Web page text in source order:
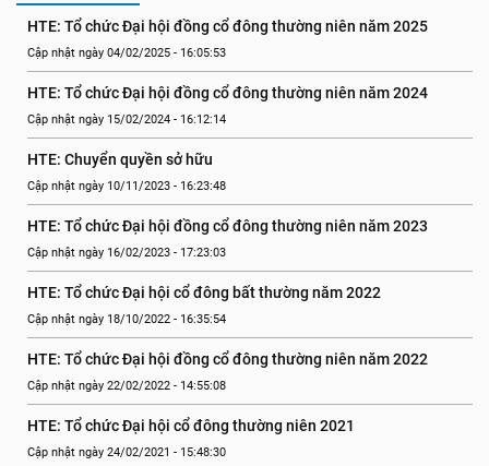
HTE: Tổ chức Đại hội đồng cổ đông thường niên năm 2025
Cập nhật ngày 04/02/2025 - 16:05:53
HTE: Tổ chức Đại hội đồng cổ đông thường niên năm 2024
Cập nhật ngày 15/02/2024 - 16:12:14
HTE: Chuyển quyền sở hữu
Cập nhật ngày 10/11/2023 - 16:23:48
HTE: Tổ chức Đại hội đồng cổ đông thường niên năm 2023
Cập nhật ngày 16/02/2023 - 17:23:03
HTE: Tổ chức Đại hội cổ đông bất thường năm 2022
Cập nhật ngày 18/10/2022 - 16:35:54
HTE: Tổ chức Đại hội đồng cổ đông thường niên năm 2022
Cập nhật ngày 22/02/2022 - 14:55:08
HTE: Tổ chức Đại hội cổ đông thường niên 2021
Cập nhật ngày 24/02/2021 - 15:48:30